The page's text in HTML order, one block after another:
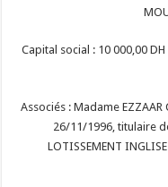
Capital social : 10 000,00
Associés : Madame
26/11/1996, titulaire
LOTISSEMENT